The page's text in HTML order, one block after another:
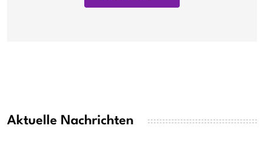
Aktuelle Nachrichten